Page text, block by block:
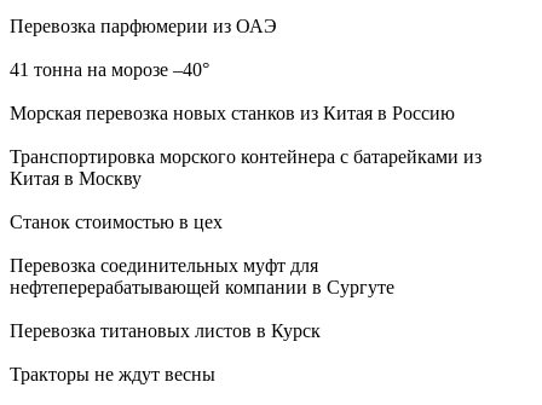
Перевозка парфюмерии из ОАЭ
41 тонна на морозе –40°
Морская перевозка новых станков из Китая в Россию
Транспортировка морского контейнера с батарейками из
Китая в Москву
Станок стоимостью в цех
Перевозка соединительных муфт для
нефтеперерабатывающей компании в Сургуте
Перевозка титановых листов в Курск
Тракторы не ждут весны